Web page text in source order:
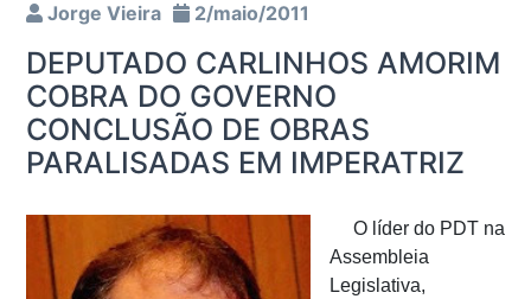
Jorge Vieira 2/maio/2011
DEPUTADO CARLINHOS AMORIM
COBRA DO GOVERNO
CONCLUSÃO DE OBRAS
PARALISADAS EM IMPERATRIZ
O líder do PDT na
Assembleia
Legislativa,